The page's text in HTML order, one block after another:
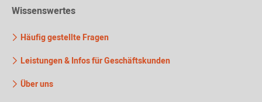
Wissenswertes
Häufig gestellte Fragen
Leistungen & Infos für Geschäftskunden
Über uns